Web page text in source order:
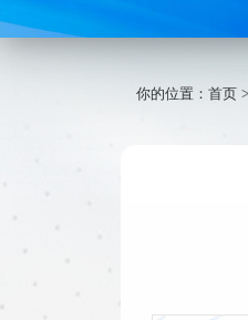
你的位置： 首页